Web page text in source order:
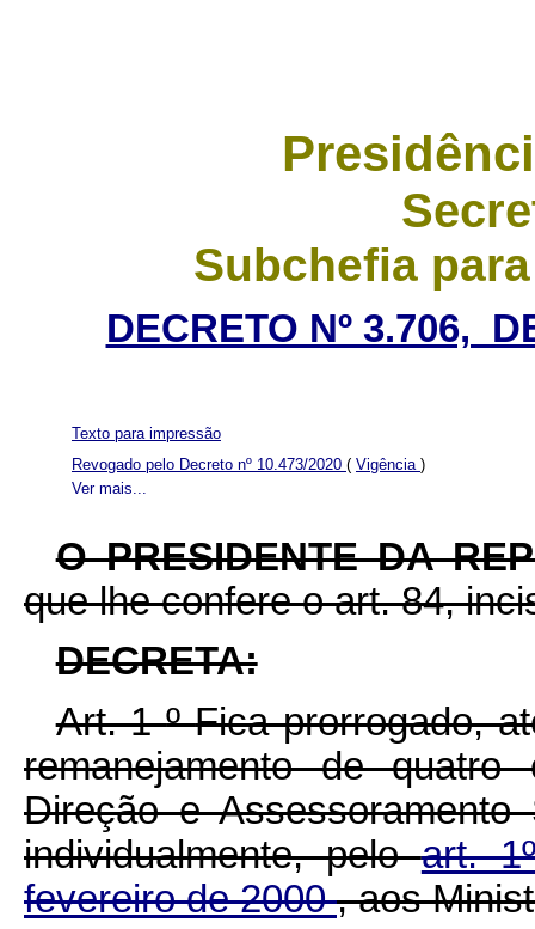
Subchefia
DECRETO Nº 3.706,
Ver mais...
Texto para impressão
Revogado pelo Decreto nº 10.473/2020 ( Vigência )
O PRESIDENTE DA
que lhe confere o art. 84,
DECRETA:
Art. 1ºFica prorrogado,
remanejamento de
Direção e
individualmente, peloart.
fevereiro de 2000, aos